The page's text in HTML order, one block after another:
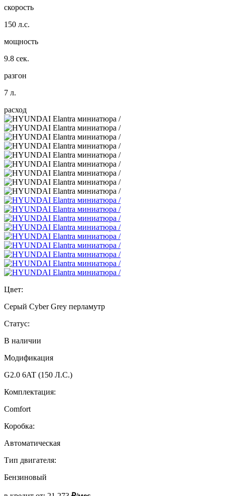
скорость
150 л.с.
мощность
9.8 сек.
разгон
7 л.
расход
Цвет:
Серый Cyber Grey перламутр
Статус:
В наличии
Модификация
G2.0 6AT (150 Л.С.)
Комплектация:
Comfort
Коробка:
Автоматическая
Тип двигателя:
Бензиновый